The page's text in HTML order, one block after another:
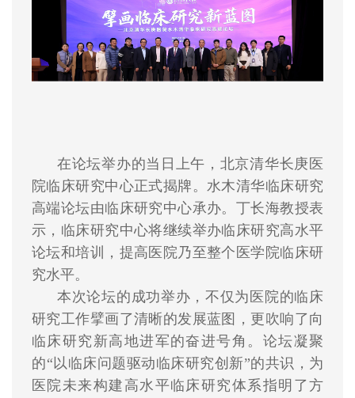
在论坛举办的当日上午，北京清华长庚医
院临床研究中心正式揭牌。水木清华临床研究
高端论坛由临床研究中心承办。丁长海教授表
示，临床研究中心将继续举办临床研究高水平
论坛和培训，提高医院乃至整个医学院临床研
究水平。
本次论坛的成功举办，不仅为医院的临床
研究工作擘画了清晰的发展蓝图，更吹响了向
临床研究新高地进军的奋进号角。论坛凝聚
的“以临床问题驱动临床研究创新”的共识，为
医院未来构建高水平临床研究体系指明了方